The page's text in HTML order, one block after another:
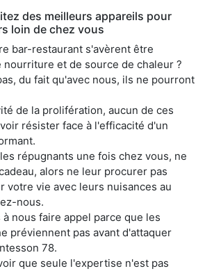
des meilleurs appareils pour
loin de chez vous
bar-restaurant s'avèrent être
et de source de chaleur ?
du fait qu'avec nous, ils ne pourront
de la prolifération, aucun de ces
résister face à l'efficacité d'un
répugnants une fois chez vous, ne
alors ne leur procurer pas
votre vie avec leurs nuisances au
nous.
nous faire appel parce que les
préviennent pas avant d'attaquer
78.
que seule l'expertise n'est pas